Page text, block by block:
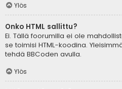
Ylös
Onko HTML sallittu?
Ei. Tällä foorumilla ei ole
se toimisi HTML-koodina.
tehdä BBCoden avulla.
Ylös